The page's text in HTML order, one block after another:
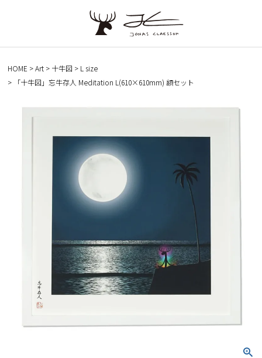
HOME Art 十牛図
L size
「十牛図」忘牛存人 Meditation L(610×610mm) 額セット